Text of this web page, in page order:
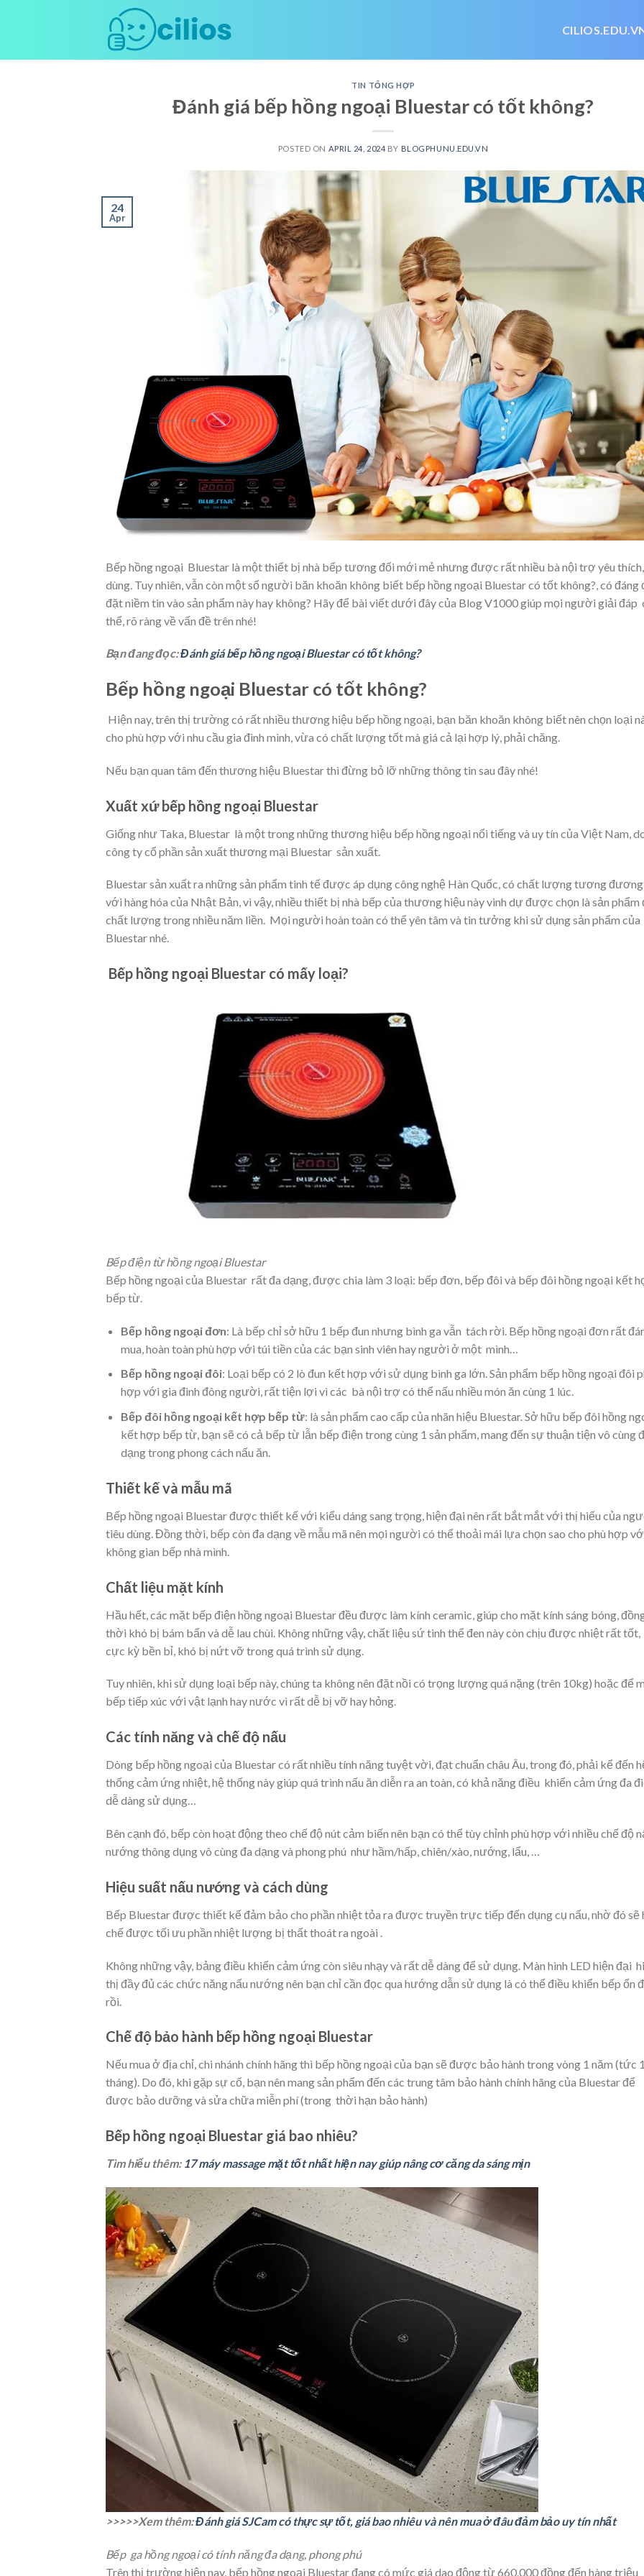
TIN TỔNG HỢP
Đánh giá bếp hồng ngoại Bluestar có tốt không?
POSTED ON APRIL 24, 2024 BY BLOGPHUNU.EDU.VN
24
Apr
Bếp hồng ngoại Bluestar là một thiết bị nhà bếp tương đối mới mẻ nhưng được rất nhiều bà nội trợ yêu
dùng. Tuy nhiên, vẫn còn một số người băn khoăn không biết bếp hồng ngoại Bluestar có tốt không?, có đáng
đặt niềm tin vào sản phẩm này hay không? Hãy để bài viết dưới đây của Blog V1000 giúp mọi người giải đáp
thể, rõ ràng về vấn đề trên nhé!
Bạn đang đọc:Đánh giá bếp hồng ngoại Bluestar có tốt không?
Bếp hồng ngoại Bluestar có tốt không?
Hiện nay, trên thị trường có rất nhiều thương hiệu bếp hồng ngoại, bạn băn khoăn không biết nên chọn loại
cho phù hợp với nhu cầu gia đình mình, vừa có chất lượng tốt mà giá cả lại hợp lý, phải chăng.
Nếu bạn quan tâm đến thương hiệu Bluestar thì đừng bỏ lỡ những thông tin sau đây nhé!
Xuất xứ bếp hồng ngoại Bluestar
Giống như Taka, Bluestar là một trong những thương hiệu bếp hồng ngoại nổi tiếng và uy tín của Việt Nam,
công ty cổ phần sản xuất thương mại Bluestar sản xuất.
Bluestar sản xuất ra những sản phẩm tinh tế được áp dụng công nghệ Hàn Quốc, có chất lượng tương đương
với hàng hóa của Nhật Bản, vì vậy, nhiều thiết bị nhà bếp của thương hiệu này vinh dự được chọn là sản phẩm
chất lượng trong nhiều năm liền. Mọi người hoàn toàn có thể yên tâm và tin tưởng khi sử dụng sản phẩm của
Bluestar nhé.
Bếp hồng ngoại Bluestar có mấy loại?
Bếp điện từ hồng ngoại Bluestar
Bếp hồng ngoại của Bluestar rất đa dạng, được chia làm 3 loại: bếp đơn, bếp đôi và bếp đôi hồng ngoại kết
bếp từ.
Bếp hồng ngoại đơn: Là bếp chỉ sở hữu 1 bếp đun nhưng bình ga vẫn tách rời. Bếp hồng ngoại đơn rất
mua, hoàn toàn phù hợp với túi tiền của các bạn sinh viên hay người ở một mình…
Bếp hồng ngoại đôi: Loại bếp có 2 lò đun kết hợp với sử dụng bình ga lớn. Sản phẩm bếp hồng ngoại đôi
hợp với gia đình đông người, rất tiện lợi vì các bà nội trợ có thể nấu nhiều món ăn cùng 1 lúc.
Bếp đôi hồng ngoại kết hợp bếp từ: là sản phẩm cao cấp của nhãn hiệu Bluestar. Sở hữu bếp đôi hồng
kết hợp bếp từ, bạn sẽ có cả bếp từ lẫn bếp điện trong cùng 1 sản phẩm, mang đến sự thuận tiện vô cùng
dạng trong phong cách nấu ăn.
Thiết kế và mẫu mã
Bếp hồng ngoại Bluestar được thiết kế với kiểu dáng sang trọng, hiện đại nên rất bắt mắt với thị hiếu của
tiêu dùng. Đồng thời, bếp còn đa dạng về mẫu mã nên mọi người có thể thoải mái lựa chọn sao cho phù hợp
không gian bếp nhà mình.
Chất liệu mặt kính
Hầu hết, các mặt bếp điện hồng ngoại Bluestar đều được làm kính ceramic, giúp cho mặt kính sáng bóng,
thời khó bị bám bẩn và dễ lau chùi. Không những vậy, chất liệu sứ tinh thể đen này còn chịu được nhiệt rất tốt,
cực kỳ bền bỉ, khó bị nứt vỡ trong quá trình sử dụng.
Tuy nhiên, khi sử dụng loại bếp này, chúng ta không nên đặt nồi có trọng lượng quá nặng (trên 10kg) hoặc để
bếp tiếp xúc với vật lạnh hay nước vì rất dễ bị vỡ hay hỏng.
Các tính năng và chế độ nấu
Dòng bếp hồng ngoại của Bluestar có rất nhiều tính năng tuyệt vời, đạt chuẩn châu Âu, trong đó, phải kể đến
thống cảm ứng nhiệt, hệ thống này giúp quá trình nấu ăn diễn ra an toàn, có khả năng điều khiển cảm ứng đa
dễ dàng sử dụng…
Bên cạnh đó, bếp còn hoạt động theo chế độ nút cảm biến nên bạn có thể tùy chỉnh phù hợp với nhiều chế độ
nướng thông dụng vô cùng đa dạng và phong phú như hầm/hấp, chiên/xào, nướng, lẩu, …
Hiệu suất nấu nướng và cách dùng
Bếp Bluestar được thiết kế đảm bảo cho phần nhiệt tỏa ra được truyền trực tiếp đến dụng cụ nấu, nhờ đó sẽ
chế được tối ưu phần nhiệt lượng bị thất thoát ra ngoài .
Không những vậy, bảng điều khiển cảm ứng còn siêu nhạy và rất dễ dàng để sử dụng. Màn hình LED hiện đại
thị đầy đủ các chức năng nấu nướng nên bạn chỉ cần đọc qua hướng dẫn sử dụng là có thể điều khiển bếp ổn
rồi.
Chế độ bảo hành bếp hồng ngoại Bluestar
Nếu mua ở địa chỉ, chi nhánh chính hãng thì bếp hồng ngoại của bạn sẽ được bảo hành trong vòng 1 năm (tức
tháng). Do đó, khi gặp sự cố, bạn nên mang sản phẩm đến các trung tâm bảo hành chính hãng của Bluestar để
được bảo dưỡng và sửa chữa miễn phí (trong thời hạn bảo hành)
Bếp hồng ngoại Bluestar giá bao nhiêu?
Tìm hiểu thêm: 17 máy massage mặt tốt nhất hiện nay giúp nâng cơ căng da sáng mịn
>>>>>Xem thêm:Đánh giá SJCam có thực sự tốt, giá bao nhiêu và nên mua ở đâu đảm bảo uy tín nhất
Bếp ga hồng ngoại có tính năng đa dạng, phong phú
Trên thị trường hiện nay, bếp hồng ngoại Bluestar đang có mức giá dao động từ 660.000 đồng đến hàng triệu